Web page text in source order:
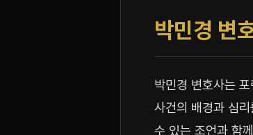
박민경 변
박민경 변호사는
사건의 배경과 심
수 있는 조언과 함